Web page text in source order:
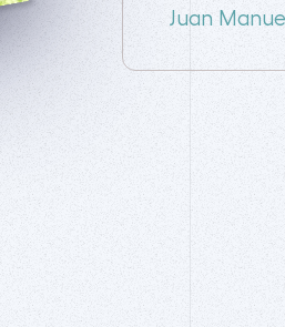
Juan